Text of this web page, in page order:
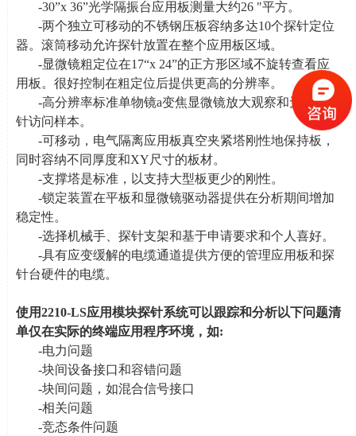
-30”x 36”光学隔振台应用板测量大约26 "平方。
-两个独立可移动的不锈钢压板容纳多达10个探针定位
器。滚筒移动允许探针放置在整个应用板区域。
-显微镜粗定位在17“x 24”的正方形区域不旋转查看应
用板。很好控制在粗定位后提供更高的分辨率。
-高分辨率标准单物镜a变焦显微镜放大观察和无阻塞探
针访问样本。
-可移动，电气隔离应用板真空夹紧塔刚性地保持板，
同时容纳不同厚度和XY尺寸的板材。
-支撑塔是标准，以支持大型板更少的刚性。
-锁定装置在平板和显微镜驱动器提供在分析期间增加
稳定性。
-选择机械手、探针支架和基于申请要求和个人喜好。
-具有应变缓解的电缆通道提供方便的管理应用板和探
针台硬件的电缆。
使用2210-LS应用模块探针系统可以跟踪和分析以下问题清
单仅在实际的终端应用程序环境，如:
-电力问题
-块间设备接口和容错问题
-块间问题，如混合信号接口
-相关问题
-竞态条件问题